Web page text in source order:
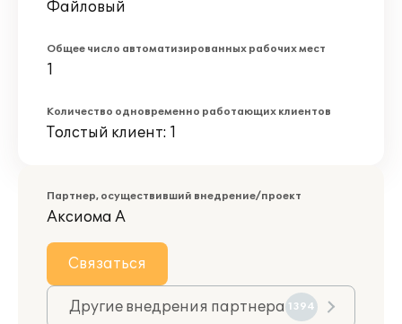
Файловый
Общее число автоматизированных рабочих мест
1
Количество одновременно работающих клиентов
Толстый клиент: 1
Партнер, осуществивший внедрение/проект
Аксиома А
Связаться
Другие внедрения партнера 1394